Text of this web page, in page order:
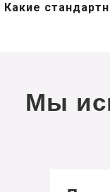
Какие
Мы